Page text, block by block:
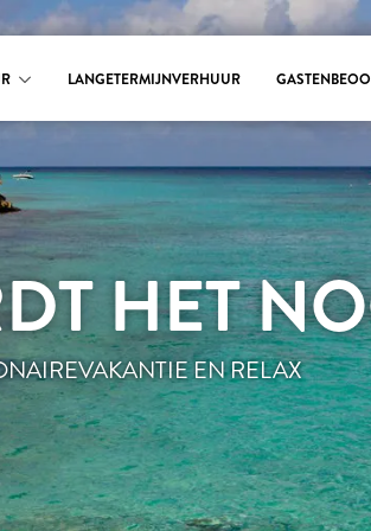
LANGETERMIJNVERHUUR
HET
EN RELAX